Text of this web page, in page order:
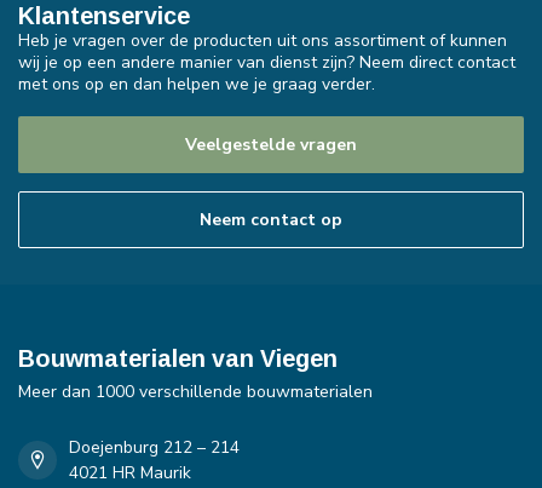
Klantenservice
Heb je vragen over de producten uit ons assortiment of kunnen
wij je op een andere manier van dienst zijn? Neem direct contact
met ons op en dan helpen we je graag verder.
Veelgestelde vragen
Neem contact op
Bouwmaterialen van Viegen
Meer dan 1000 verschillende bouwmaterialen
Doejenburg 212 – 214
4021 HR Maurik